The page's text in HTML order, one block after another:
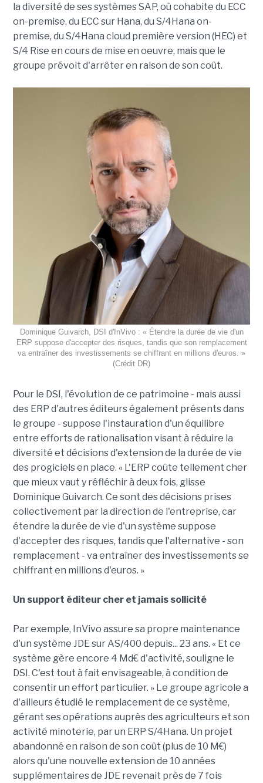
la diversité de ses systèmes SAP, où cohabite du ECC
on-premise, du ECC sur Hana, du S/4Hana on-
premise, du S/4Hana cloud première version (HEC) et
S/4 Rise en cours de mise en oeuvre, mais que le
groupe prévoit d'arrêter en raison de son coût.
Dominique Guivarch, DSI d'InVivo : « Étendre la durée de vie d'un
ERP suppose d'accepter des risques, tandis que son remplacement
va entraîner des investissements se chiffrant en millions d'euros. »
(Crédit DR)
Pour le DSI, l'évolution de ce patrimoine - mais aussi
des ERP d'autres éditeurs également présents dans
le groupe - suppose l'instauration d'un équilibre
entre efforts de rationalisation visant à réduire la
diversité et décisions d'extension de la durée de vie
des progiciels en place. « L'ERP coûte tellement cher
que mieux vaut y réfléchir à deux fois, glisse
Dominique Guivarch. Ce sont des décisions prises
collectivement par la direction de l'entreprise, car
étendre la durée de vie d'un système suppose
d'accepter des risques, tandis que l'alternative - son
remplacement - va entraîner des investissements se
chiffrant en millions d'euros. »
Un support éditeur cher et jamais sollicité
Par exemple, InVivo assure sa propre maintenance
d'un système JDE sur AS/400 depuis... 23 ans. « Et ce
système gère encore 4 Md€ d'activité, souligne le
DSI. C'est tout à fait envisageable, à condition de
consentir un effort particulier. » Le groupe agricole a
d'ailleurs étudié le remplacement de ce système,
gérant ses opérations auprès des agriculteurs et son
activité minoterie, par un ERP S/4Hana. Un projet
abandonné en raison de son coût (plus de 10 M€)
alors qu'une nouvelle extension de 10 années
supplémentaires de JDE revenait près de 7 fois